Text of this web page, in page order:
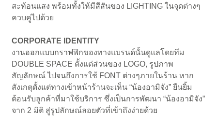
สะท้อนแสง พร้อมทั้งให้มีสีสันของ LIGHTING ในจุดต่างๆ
ควบคู่ไปด้วย
CORPORATE IDENTITY
งานออกแบบกราฟฟิกของทางแบรนด์นั้นดูแลโดยทีม
DOUBLE SPACE ตั้งแต่ส่วนของ LOGO, รูปภาพ
สัญลักษณ์ ไปจนถึงการใช้ FONT ต่างๆภายในร้าน หาก
สังเกตุตั้งแต่ทางเข้าหน้าร้านจะเห็น “น้องอามิจัง” ยืนยิ้ม
ต้อนรับลูกค้าที่มาใช้บริการ ซึ่งเป็นการพัฒนา “น้องอามิจัง”
จาก 2 มิติ สู่รูปลักษณ์ลอยตัวที่เข้าถึงง่ายด้วย